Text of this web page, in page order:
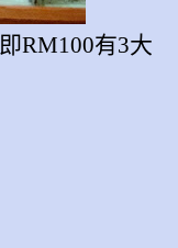
即RM100有3大